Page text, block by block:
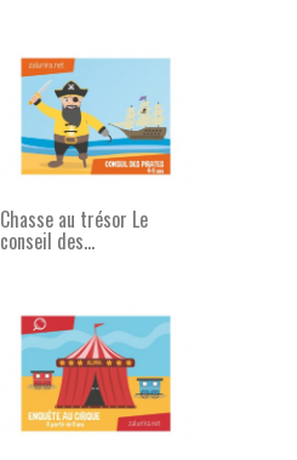
Chasse au trésor Le
conseil des...